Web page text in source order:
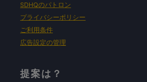
SDHQのパトロン
プライバシーポリシー
ご利用条件
広告設定の管理
提案は？